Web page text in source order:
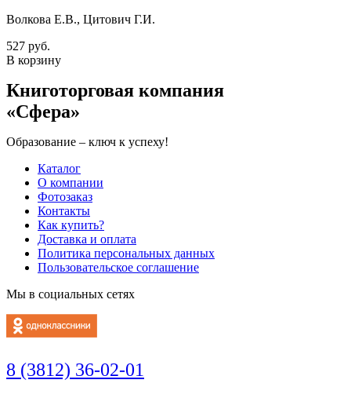
Волкова Е.В., Цитович Г.И.
527 руб.
В корзину
Книготорговая компания
«Сфера»
Образование – ключ к успеху!
Каталог
О компании
Фотозаказ
Контакты
Как купить?
Доставка и оплата
Политика персональных данных
Пользовательское соглашение
Мы в социальных сетях
8 (3812) 36-02-01